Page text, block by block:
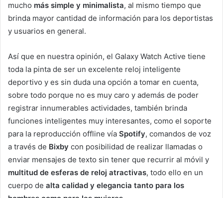
mucho más simple y minimalista, al mismo tiempo que
brinda mayor cantidad de información para los deportistas
y usuarios en general.
Así que en nuestra opinión, el Galaxy Watch Active tiene
toda la pinta de ser un excelente reloj inteligente
deportivo y es sin duda una opción a tomar en cuenta,
sobre todo porque no es muy caro y además de poder
registrar innumerables actividades, también brinda
funciones inteligentes muy interesantes, como el soporte
para la reproducción offline vía Spotify, comandos de voz
a través de Bixby con posibilidad de realizar llamadas o
enviar mensajes de texto sin tener que recurrir al móvil y
multitud de esferas de reloj atractivas, todo ello en un
cuerpo de alta calidad y elegancia tanto para los